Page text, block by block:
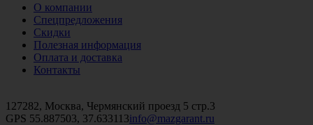
О компании
Спецпредложения
Скидки
Полезная информация
Оплата и доставка
Контакты
127282, Москва, Чермянский проезд 5 стр.3
GPS 55.887503, 37.633113info@mazgarant.ru